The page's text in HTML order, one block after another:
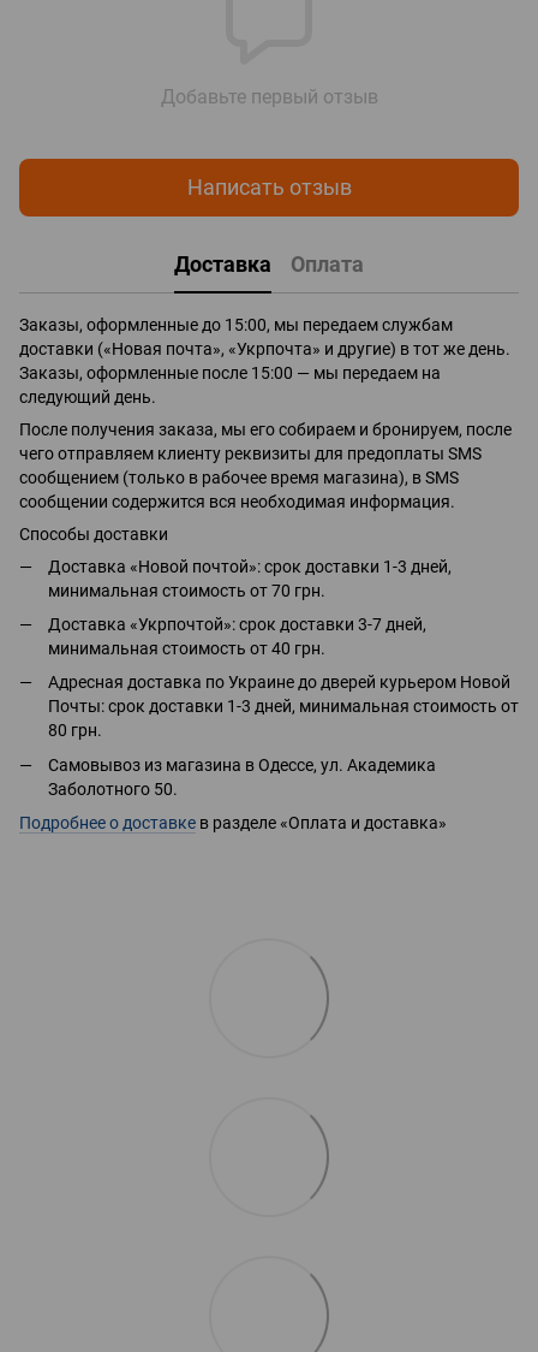
Добавьте первый отзыв
Написать отзыв
Доставка Оплата
Заказы, оформленные до 15:00, мы передаем службам
доставки («Новая почта», «Укрпочта» и другие) в тот же день.
Заказы, оформленные после 15:00 — мы передаем на
следующий день.
После получения заказа, мы его собираем и бронируем, после
чего отправляем клиенту реквизиты для предоплаты SMS
сообщением (только в рабочее время магазина), в SMS
сообщении содержится вся необходимая информация.
Способы доставки
Доставка «Новой почтой»: срок доставки 1-3 дней,
минимальная стоимость от 70 грн.
Доставка «Укрпочтой»: срок доставки 3-7 дней,
минимальная стоимость от 40 грн.
Адресная доставка по Украине до дверей курьером Новой
Почты: срок доставки 1-3 дней, минимальная стоимость от
80 грн.
Самовывоз из магазина в Одессе, ул. Академика
Заболотного 50.
Подробнее о доставке в разделе «Оплата и доставка»